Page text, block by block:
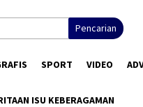
Pencarian
SPORT VIDEO
ISU KEBERAGAMAN